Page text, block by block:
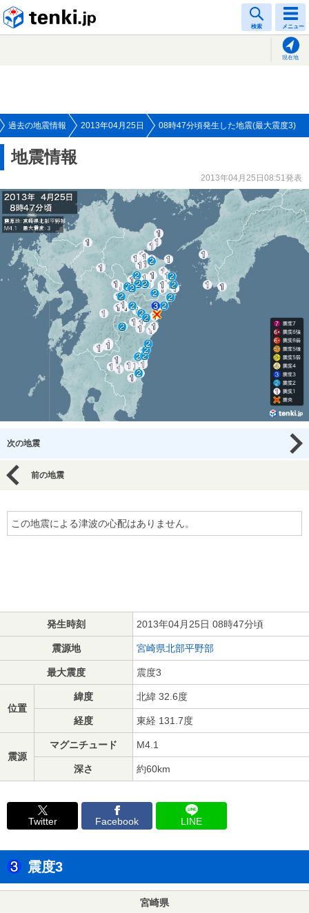
検索 メニュー
現在地
過去の地震情報 2013年04月25日 08時47分頃発生した地震(最大震度3)
地震情報
2013年04月25日08:51発表
次の地震
前の地震
この地震による津波の心配はありません。
発生時刻 2013年04月25日 08時47分頃
震源地 宮崎県北部平野部
最大震度 震度3
位置
緯度 北緯 32.6度
経度 東経 131.7度
震源
マグニチュード M4.1
深さ 約60km
Twitter Facebook LINE
震度3
宮崎県